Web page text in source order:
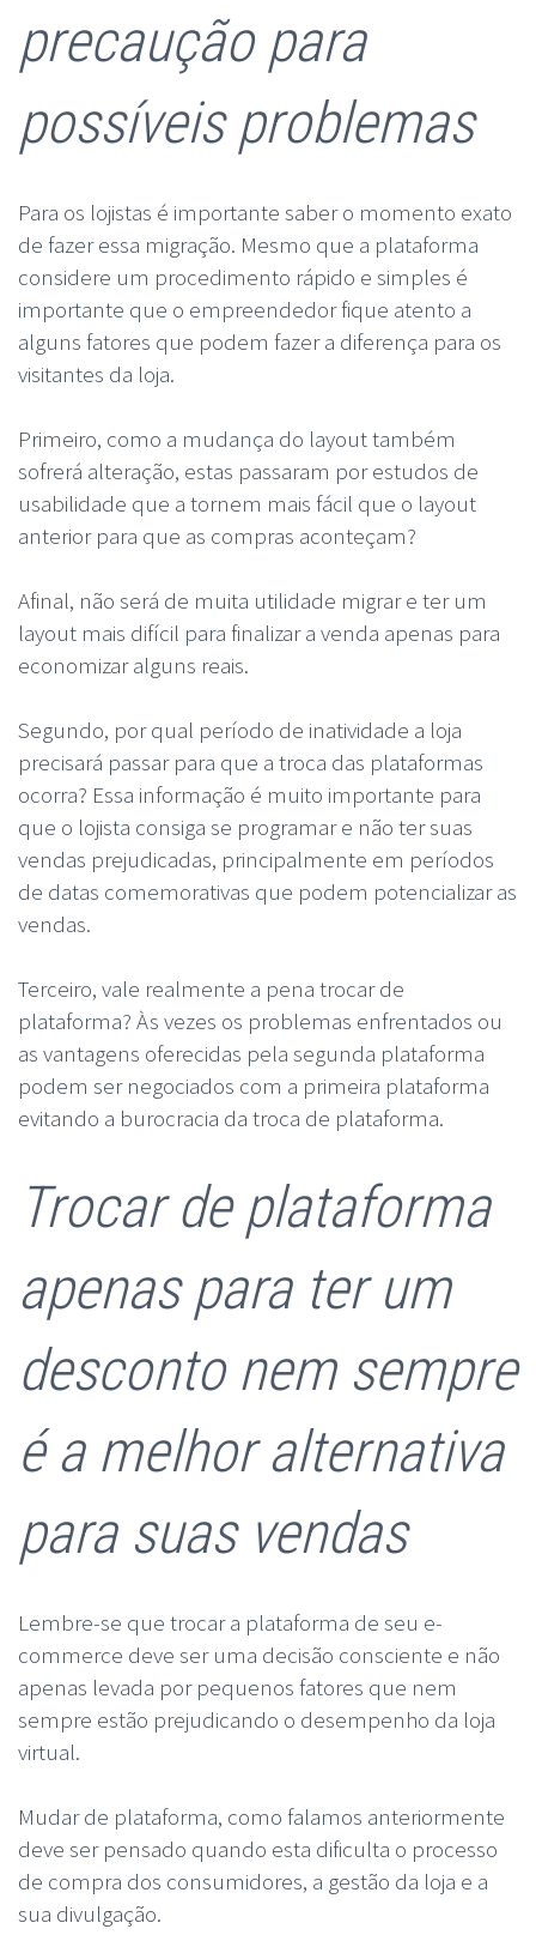
precaução para
possíveis problemas
Para os lojistas é importante saber o momento exato
de fazer essa migração. Mesmo que a plataforma
considere um procedimento rápido e simples é
importante que o empreendedor fique atento a
alguns fatores que podem fazer a diferença para os
visitantes da loja.
Primeiro, como a mudança do layout também
sofrerá alteração, estas passaram por estudos de
usabilidade que a tornem mais fácil que o layout
anterior para que as compras aconteçam?
Afinal, não será de muita utilidade migrar e ter um
layout mais difícil para finalizar a venda apenas para
economizar alguns reais.
Segundo, por qual período de inatividade a loja
precisará passar para que a troca das plataformas
ocorra? Essa informação é muito importante para
que o lojista consiga se programar e não ter suas
vendas prejudicadas, principalmente em períodos
de datas comemorativas que podem potencializar as
vendas.
Terceiro, vale realmente a pena trocar de
plataforma? Às vezes os problemas enfrentados ou
as vantagens oferecidas pela segunda plataforma
podem ser negociados com a primeira plataforma
evitando a burocracia da troca de plataforma.
Trocar de plataforma
apenas para ter um
desconto nem sempre
é a melhor alternativa
para suas vendas
Lembre-se que trocar a plataforma de seu e-
commerce deve ser uma decisão consciente e não
apenas levada por pequenos fatores que nem
sempre estão prejudicando o desempenho da loja
virtual.
Mudar de plataforma, como falamos anteriormente
deve ser pensado quando esta dificulta o processo
de compra dos consumidores, a gestão da loja e a
sua divulgação.